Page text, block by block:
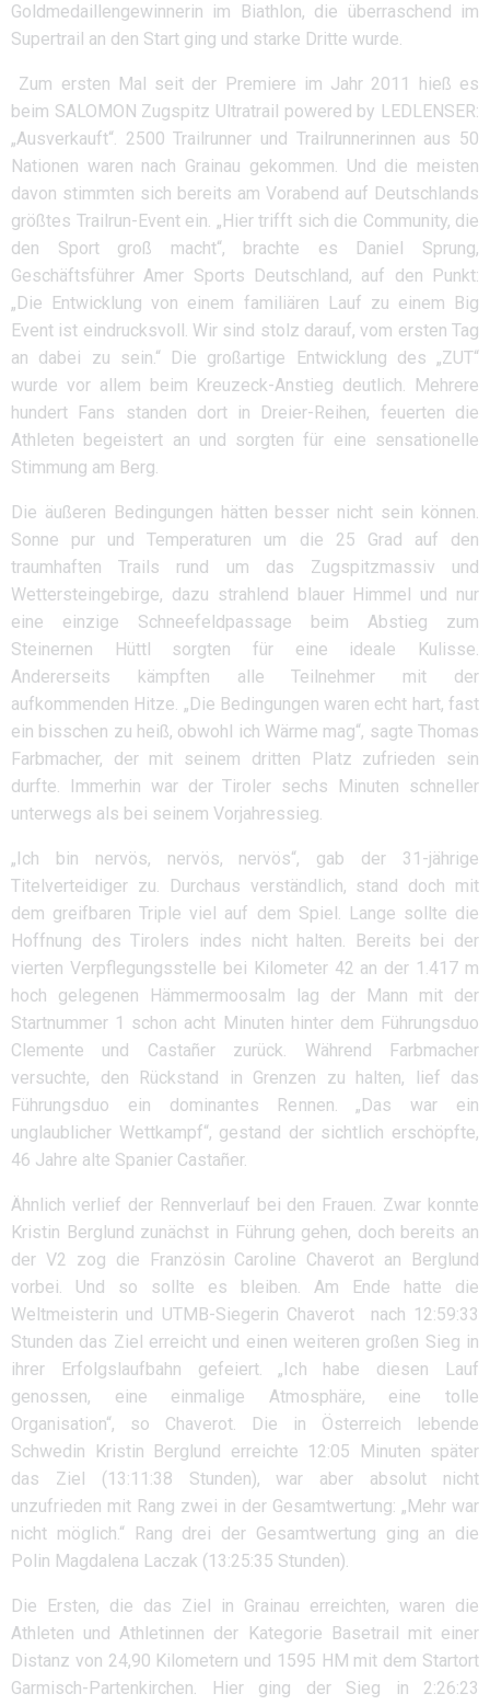
Goldmedaillengewinnerin im Biathlon, die überraschend im
Supertrail an den Start ging und starke Dritte wurde.
Zum ersten Mal seit der Premiere im Jahr 2011 hieß es
beim SALOMON Zugspitz Ultratrail powered by LEDLENSER:
„Ausverkauft“. 2500 Trailrunner und Trailrunnerinnen aus 50
Nationen waren nach Grainau gekommen. Und die meisten
davon stimmten sich bereits am Vorabend auf Deutschlands
größtes Trailrun-Event ein. „Hier trifft sich die Community, die
den Sport groß macht“, brachte es Daniel Sprung,
Geschäftsführer Amer Sports Deutschland, auf den Punkt:
„Die Entwicklung von einem familiären Lauf zu einem Big
Event ist eindrucksvoll. Wir sind stolz darauf, vom ersten Tag
an dabei zu sein.“ Die großartige Entwicklung des „ZUT“
wurde vor allem beim Kreuzeck-Anstieg deutlich. Mehrere
hundert Fans standen dort in Dreier-Reihen, feuerten die
Athleten begeistert an und sorgten für eine sensationelle
Stimmung am Berg.
Die äußeren Bedingungen hätten besser nicht sein können.
Sonne pur und Temperaturen um die 25 Grad auf den
traumhaften Trails rund um das Zugspitzmassiv und
Wettersteingebirge, dazu strahlend blauer Himmel und nur
eine einzige Schneefeldpassage beim Abstieg zum
Steinernen Hüttl sorgten für eine ideale Kulisse.
Andererseits kämpften alle Teilnehmer mit der
aufkommenden Hitze. „Die Bedingungen waren echt hart, fast
ein bisschen zu heiß, obwohl ich Wärme mag“, sagte Thomas
Farbmacher, der mit seinem dritten Platz zufrieden sein
durfte. Immerhin war der Tiroler sechs Minuten schneller
unterwegs als bei seinem Vorjahressieg.
„Ich bin nervös, nervös, nervös“, gab der 31-jährige
Titelverteidiger zu. Durchaus verständlich, stand doch mit
dem greifbaren Triple viel auf dem Spiel. Lange sollte die
Hoffnung des Tirolers indes nicht halten. Bereits bei der
vierten Verpflegungsstelle bei Kilometer 42 an der 1.417 m
hoch gelegenen Hämmermoosalm lag der Mann mit der
Startnummer 1 schon acht Minuten hinter dem Führungsduo
Clemente und Castañer zurück. Während Farbmacher
versuchte, den Rückstand in Grenzen zu halten, lief das
Führungsduo ein dominantes Rennen. „Das war ein
unglaublicher Wettkampf“, gestand der sichtlich erschöpfte,
46 Jahre alte Spanier Castañer.
Ähnlich verlief der Rennverlauf bei den Frauen. Zwar konnte
Kristin Berglund zunächst in Führung gehen, doch bereits an
der V2 zog die Französin Caroline Chaverot an Berglund
vorbei. Und so sollte es bleiben. Am Ende hatte die
Weltmeisterin und UTMB-Siegerin Chaverot nach 12:59:33
Stunden das Ziel erreicht und einen weiteren großen Sieg in
ihrer Erfolgslaufbahn gefeiert. „Ich habe diesen Lauf
genossen, eine einmalige Atmosphäre, eine tolle
Organisation“, so Chaverot. Die in Österreich lebende
Schwedin Kristin Berglund erreichte 12:05 Minuten später
das Ziel (13:11:38 Stunden), war aber absolut nicht
unzufrieden mit Rang zwei in der Gesamtwertung: „Mehr war
nicht möglich.“ Rang drei der Gesamtwertung ging an die
Polin Magdalena Laczak (13:25:35 Stunden).
Die Ersten, die das Ziel in Grainau erreichten, waren die
Athleten und Athletinnen der Kategorie Basetrail mit einer
Distanz von 24,90 Kilometern und 1595 HM mit dem Startort
Garmisch-Partenkirchen. Hier ging der Sieg in 2:26:23